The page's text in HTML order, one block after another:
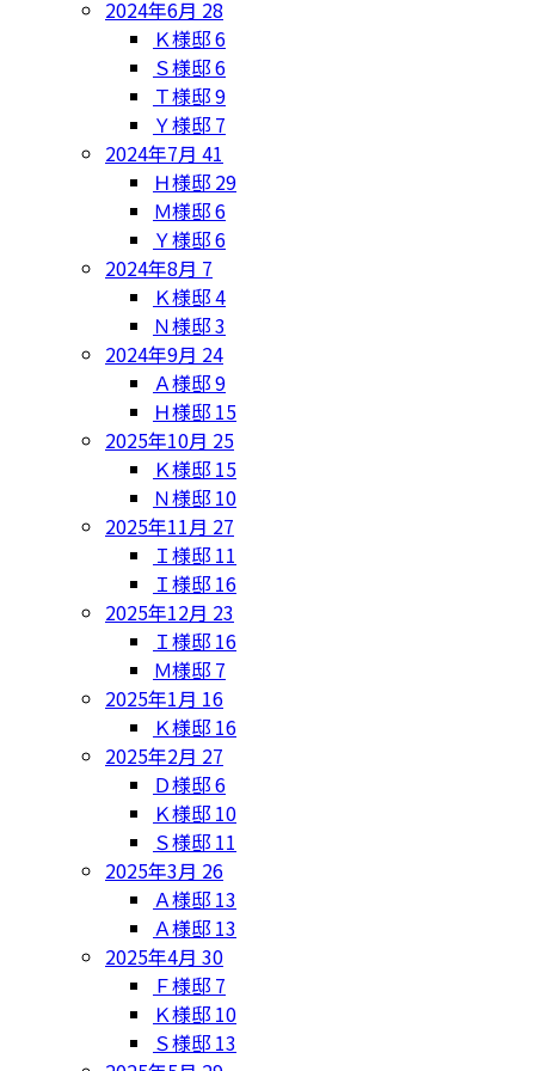
2024年6月 28
Ｋ様邸6
Ｓ様邸6
Ｔ様邸9
Ｙ様邸 7
2024年7月 41
Ｈ様邸 29
Ｍ様邸6
Ｙ様邸6
2024年8月 7
Ｋ様邸4
Ｎ様邸3
2024年9月 24
Ａ様邸9
Ｈ様邸 15
2025年10月 25
Ｋ様邸 15
Ｎ様邸 10
2025年11月 27
Ｉ様邸 11
Ｉ様邸 16
2025年12月 23
Ｉ様邸 16
Ｍ様邸 7
2025年1月 16
Ｋ様邸 16
2025年2月 27
Ｄ様邸6
Ｋ様邸 10
Ｓ様邸 11
2025年3月 26
Ａ様邸 13
Ａ様邸 13
2025年4月 30
Ｆ様邸 7
Ｋ様邸 10
Ｓ様邸 13